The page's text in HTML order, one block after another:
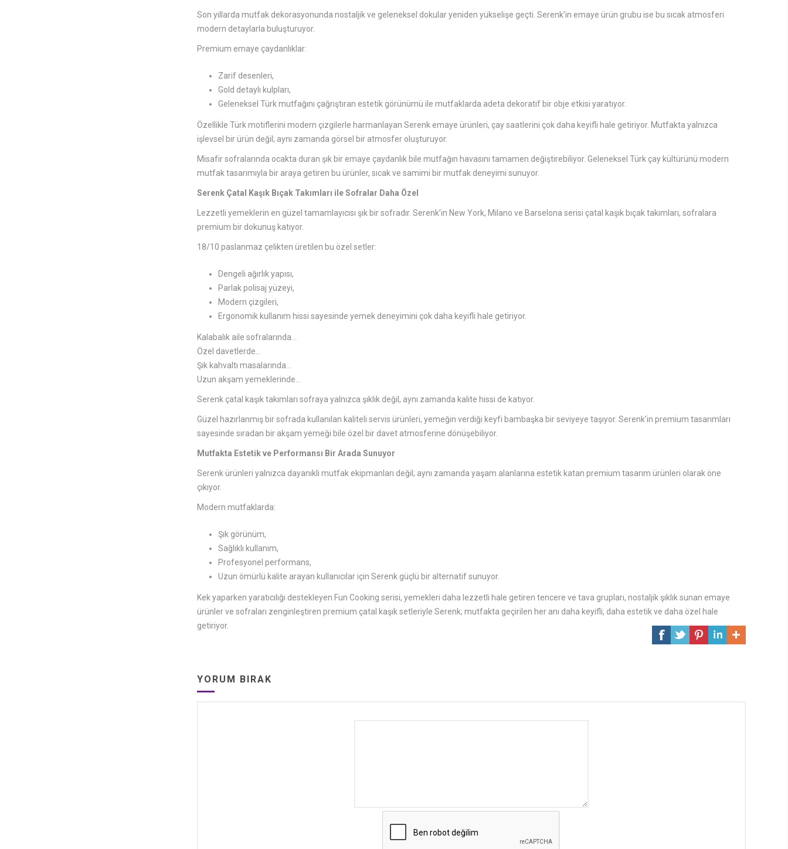
Son yıllarda mutfak dekorasyonunda nostaljik ve geleneksel dokular yeniden yükselişe geçti. Serenk’in emaye ürün grubu ise bu sıcak atmosferi
modern detaylarla buluşturuyor.
Premium emaye çaydanlıklar:
Zarif desenleri,
Gold detaylı kulpları,
Geleneksel Türk mutfağını çağrıştıran estetik görünümü ile mutfaklarda adeta dekoratif bir obje etkisi yaratıyor.
Özellikle Türk motiflerini modern çizgilerle harmanlayan Serenk emaye ürünleri, çay saatlerini çok daha keyifli hale getiriyor. Mutfakta yalnızca
işlevsel bir ürün değil; aynı zamanda görsel bir atmosfer oluşturuyor.
Misafir sofralarında ocakta duran şık bir emaye çaydanlık bile mutfağın havasını tamamen değiştirebiliyor. Geleneksel Türk çay kültürünü modern
mutfak tasarımıyla bir araya getiren bu ürünler, sıcak ve samimi bir mutfak deneyimi sunuyor.
Serenk Çatal Kaşık Bıçak Takımları ile Sofralar Daha Özel
Lezzetli yemeklerin en güzel tamamlayıcısı şık bir sofradır. Serenk’in New York, Milano ve Barselona serisi çatal kaşık bıçak takımları, sofralara
premium bir dokunuş katıyor.
18/10 paslanmaz çelikten üretilen bu özel setler:
Dengeli ağırlık yapısı,
Parlak polisaj yüzeyi,
Modern çizgileri,
Ergonomik kullanım hissi sayesinde yemek deneyimini çok daha keyifli hale getiriyor.
Kalabalık aile sofralarında…
Özel davetlerde…
Şık kahvaltı masalarında…
Uzun akşam yemeklerinde…
Serenk çatal kaşık takımları sofraya yalnızca şıklık değil, aynı zamanda kalite hissi de katıyor.
Güzel hazırlanmış bir sofrada kullanılan kaliteli servis ürünleri, yemeğin verdiği keyfi bambaşka bir seviyeye taşıyor. Serenk’in premium tasarımları
sayesinde sıradan bir akşam yemeği bile özel bir davet atmosferine dönüşebiliyor.
Mutfakta Estetik ve Performansı Bir Arada Sunuyor
Serenk ürünleri yalnızca dayanıklı mutfak ekipmanları değil; aynı zamanda yaşam alanlarına estetik katan premium tasarım ürünleri olarak öne
çıkıyor.
Modern mutfaklarda:
Şık görünüm,
Sağlıklı kullanım,
Profesyonel performans,
Uzun ömürlü kalite arayan kullanıcılar için Serenk güçlü bir alternatif sunuyor.
Kek yaparken yaratıcılığı destekleyen Fun Cooking serisi, yemekleri daha lezzetli hale getiren tencere ve tava grupları, nostaljik şıklık sunan emaye
ürünler ve sofraları zenginleştiren premium çatal kaşık setleriyle Serenk; mutfakta geçirilen her anı daha keyifli, daha estetik ve daha özel hale
getiriyor.
YORUM BIRAK